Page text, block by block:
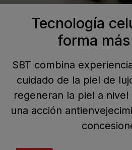
Tecnología
forma
SBT combina
cuidado de la piel de
regeneran la piel a
una acción